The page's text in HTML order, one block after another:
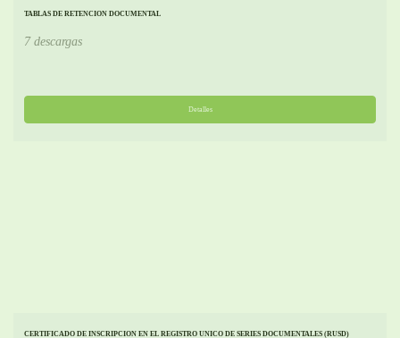
TABLAS DE RETENCION DOCUMENTAL
7 descargas
Detalles
CERTIFICADO DE INSCRIPCION EN EL REGISTRO UNICO DE SERIES DOCUMENTALES (RUSD)